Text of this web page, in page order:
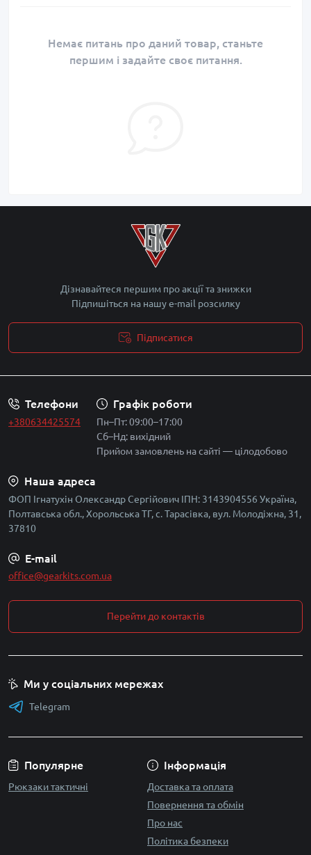
Немає питань про даний товар, станьте
першим і задайте своє питання.
Дізнавайтеся першим про акції та знижки
Підпишіться на нашу e-mail розсилку
Підписатися
Телефони
+380634425574
Графік роботи
Пн–Пт: 09:00–17:00
Сб–Нд: вихідний
Прийом замовлень на сайті — цілодобово
Наша адреса
ФОП Ігнатухін Олександр Сергійович ІПН: 3143904556 Україна,
Полтавська обл., Хорольська ТГ, с. Тарасівка, вул. Молодіжна, 31,
37810
E-mail
office@gearkits.com.ua
Перейти до контактів
Популярне
Рюкзаки тактичні
Інформація
Доставка та оплата
Повернення та обмін
Про нас
Політика безпеки
Ми у соціальних мережах
Telegram